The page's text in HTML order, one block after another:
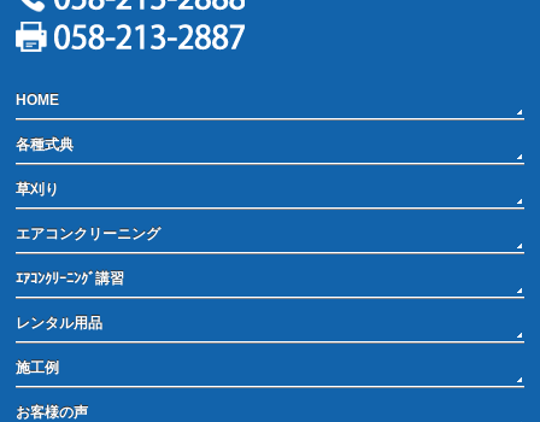
HOME
各種式典
草刈り
エアコンクリーニング
ｴｱｺﾝｸﾘｰﾆﾝｸﾞ講習
レンタル用品
施工例
お客様の声